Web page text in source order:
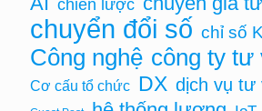
chiến lược
chuyển đổi số chỉ số
Công nghệ công ty tư
Cơ cấu tổ chức DX dịch vụ tư